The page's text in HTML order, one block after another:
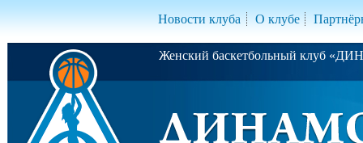
Новости клуба О клубе
Женский баскетбольный клуб